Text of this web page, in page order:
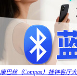
康巴丝（Compas）挂钟客厅